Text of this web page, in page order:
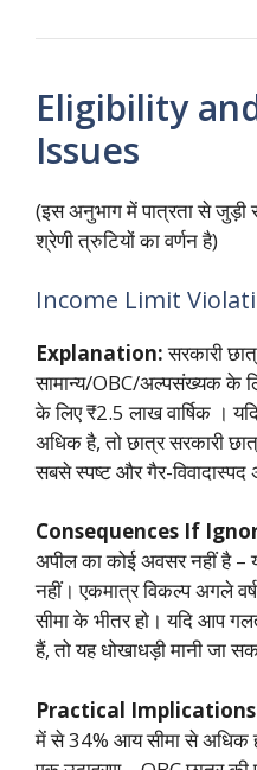
Eligibility
Issues
(इस अनुभाग में पात्रता से
श्रेणी त्रुटियों का वर्णन है)
Income Limit
Explanation:सरकारी
सामान्य/OBC/अल्पसंख्यक के
के लिए ₹2.5 लाख वार्षिक ।
अधिक है, तो छात्र सरकारी
सबसे स्पष्ट और गैर-
Consequences If
अपील का कोई अवसर नहीं है –
नहीं। एकमात्र विकल्प अगले
सीमा के भीतर हो। यदि आप
हैं, तो यह धोखाधड़ी मानी जा
Practical
में से 34% आय सीमा से अधिक